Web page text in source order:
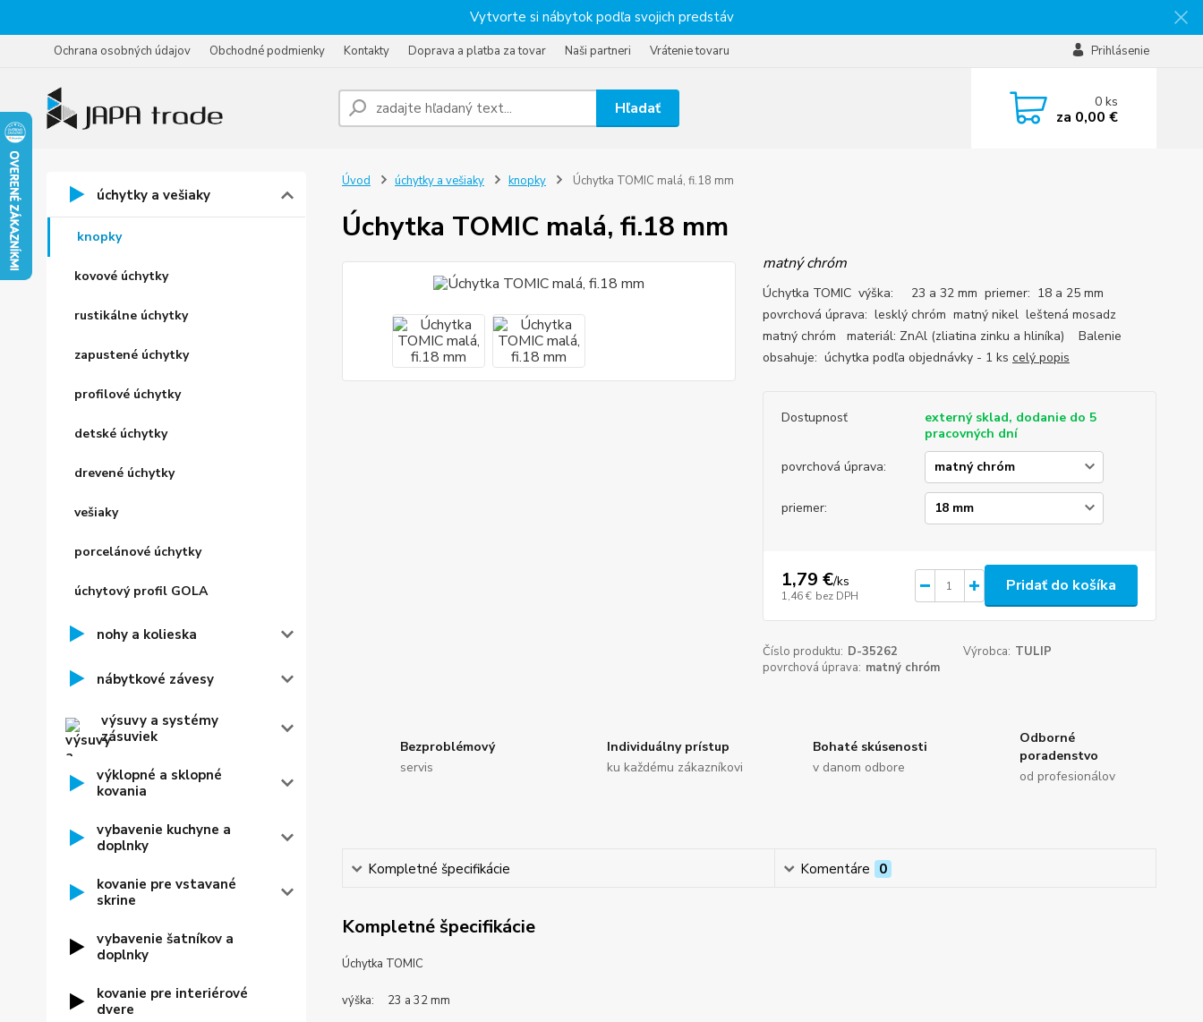
Vytvorte si nábytok podľa svojich predstáv
Ochrana osobných údajov Obchodné podmienky Kontakty Doprava a platba za tovar Naši partneri Vrátenie tovaru Prihlásenie
Hľadať 0ks
za 0,00 €
úchytky a vešiaky
knopky
kovové úchytky
rustikálne úchytky
zapustené úchytky
profilové úchytky
detské úchytky
drevené úchytky
vešiaky
porcelánové úchytky
úchytový profil GOLA
nohy a kolieska
nábytkové závesy
výsuvy a systémy
zásuviek
výklopné a sklopné
kovania
vybavenie kuchyne a
doplnky
kovanie pre vstavané
skrine
vybavenie šatníkov a
doplnky
kovanie pre interiérové
dvere
Úvod úchytky a vešiaky knopky Úchytka TOMIC malá, fi.18 mm
Úchytka TOMIC malá, fi.18 mm
matný chróm
Úchytka TOMIC výška: 23 a 32 mm priemer: 18 a 25 mm
povrchová úprava: lesklý chróm matný nikel leštená mosadz
matný chróm materiál: ZnAl (zliatina zinku a hliníka) Balenie
obsahuje: úchytka podľa objednávky - 1 ks celý popis
Dostupnosť
externý sklad, dodanie do 5
pracovných dní
povrchová úprava:
priemer:
1,79 €/ks
1,46 € bez DPH
Pridať do košíka
Číslo produktu: D-35262 Výrobca: TULIP
povrchová úprava: matný chróm
Bezproblémový
servis
Individuálny prístup
ku každému zákazníkovi
Bohaté skúsenosti
v danom odbore
Odborné
poradenstvo
od profesionálov
Kompletné špecifikácie Komentáre 0
Kompletné špecifikácie
Úchytka TOMIC
výška: 23 a 32 mm